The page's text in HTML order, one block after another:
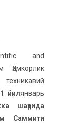
and
Ҳамкорлик
йилянварь
шаҳрида
Саммити